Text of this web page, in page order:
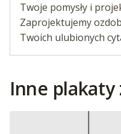
Twoje pomysły i
Zaprojektujemy
Twoich ulubionych
Inne